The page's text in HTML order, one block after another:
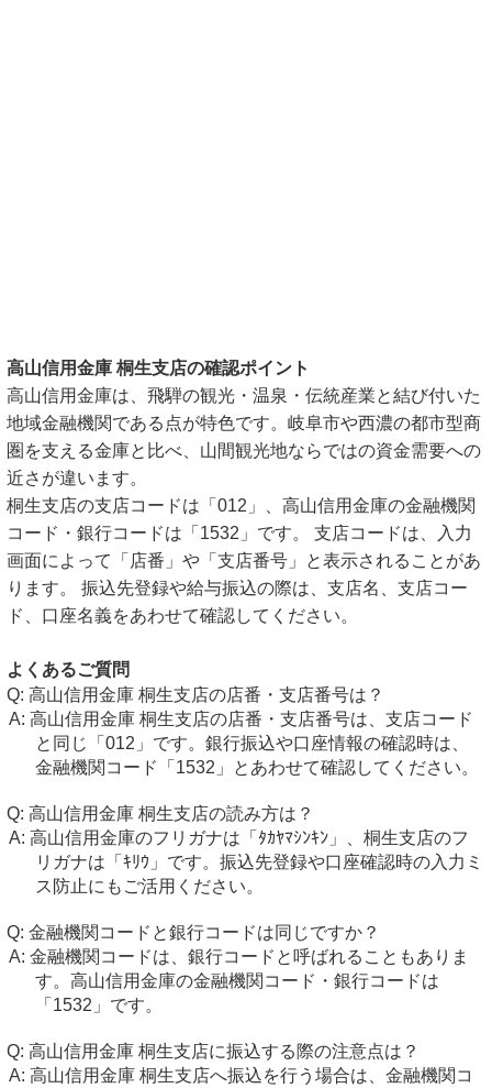
高山信用金庫 桐生支店の確認ポイント
高山信用金庫は、飛騨の観光・温泉・伝統産業と結び付いた
地域金融機関である点が特色です。岐阜市や西濃の都市型商
圏を支える金庫と比べ、山間観光地ならではの資金需要への
近さが違います。
桐生支店の支店コードは「012」、高山信用金庫の金融機関
コード・銀行コードは「1532」です。 支店コードは、入力
画面によって「店番」や「支店番号」と表示されることがあ
ります。 振込先登録や給与振込の際は、支店名、支店コー
ド、口座名義をあわせて確認してください。
よくあるご質問
高山信用金庫 桐生支店の店番・支店番号は？
高山信用金庫 桐生支店の店番・支店番号は、支店コード
と同じ「012」です。銀行振込や口座情報の確認時は、
金融機関コード「1532」とあわせて確認してください。
高山信用金庫 桐生支店の読み方は？
高山信用金庫のフリガナは「ﾀｶﾔﾏｼﾝｷﾝ」、桐生支店のフ
リガナは「ｷﾘｳ」です。振込先登録や口座確認時の入力ミ
ス防止にもご活用ください。
金融機関コードと銀行コードは同じですか？
金融機関コードは、銀行コードと呼ばれることもありま
す。高山信用金庫の金融機関コード・銀行コードは
「1532」です。
高山信用金庫 桐生支店に振込する際の注意点は？
高山信用金庫 桐生支店へ振込を行う場合は、金融機関コ